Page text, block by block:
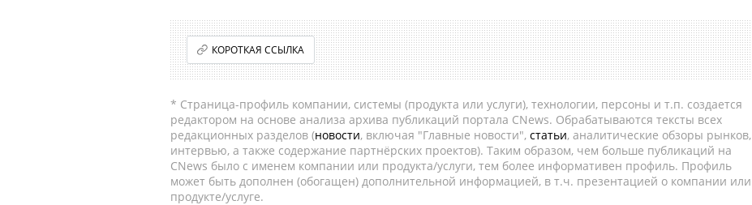
КОРОТКАЯ ССЫЛКА
* Страница-профиль компании, системы (продукта или услуги), технологии, персоны и т.п. создается
редактором на основе анализа архива публикаций портала CNews. Обрабатываются тексты всех
редакционных разделов (новости, включая "Главные новости", статьи, аналитические обзоры рынков,
интервью, а также содержание партнёрских проектов). Таким образом, чем больше публикаций на
CNews было с именем компании или продукта/услуги, тем более информативен профиль. Профиль
может быть дополнен (обогащен) дополнительной информацией, в т.ч. презентацией о компании или
продукте/услуге.